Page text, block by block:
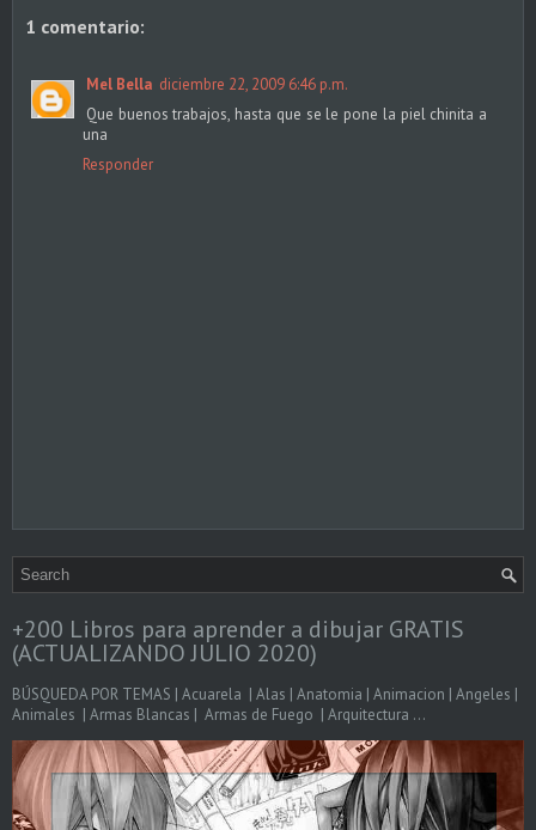
1 comentario:
Mel Bella diciembre 22, 2009 6:46 p.m.
Que buenos trabajos, hasta que se le pone la piel chinita a
una
Responder
+200 Libros para aprender a dibujar GRATIS
(ACTUALIZANDO JULIO 2020)
BÚSQUEDA POR TEMAS | Acuarela | Alas | Anatomia | Animacion | Angeles |
Animales | Armas Blancas | Armas de Fuego | Arquitectura ...